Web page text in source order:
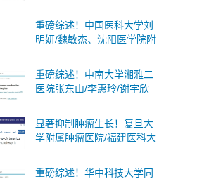
疗联合疗法
重磅综述！中国医科大学刘
明妍/魏敏杰、沈阳医学院附
述蛋白质乳酸化：分子机
制、生物学意义及临床意义
重磅综述！中南大学湘雅二
医院张东山/李惠玲/谢宇欣
碍综合征：分子机制与治疗
策略
显著抑制肿瘤生长！复旦大
学附属肿瘤医院/福建医科大
治疗的潜在靶点
重磅综述！华中科技大学同